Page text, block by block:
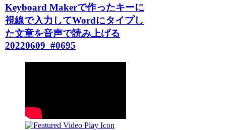
Keyboard Makerで作ったキーに
視線で入力してWordにタイプし
た文章を音声で読み上げる
20220609_#0695